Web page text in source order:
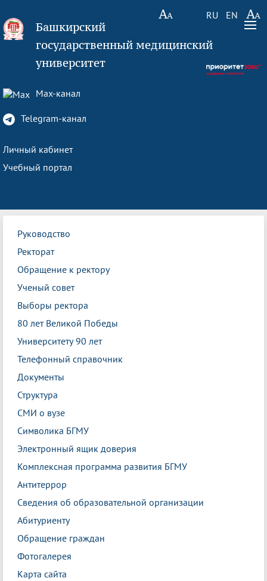
RU EN
Башкирский
государственный медицинский
университет
Max-канал
Telegram-канал
Личный кабинет
Учебный портал
Руководство
Ректорат
Обращение к ректору
Ученый совет
Выборы ректора
80 лет Великой Победы
Университету 90 лет
Телефонный справочник
Документы
Структура
СМИ о вузе
Символика БГМУ
Электронный ящик доверия
Комплексная программа развития БГМУ
Антитеррор
Сведения об образовательной организации
Абитуриенту
Обращение граждан
Фотогалерея
Карта сайта